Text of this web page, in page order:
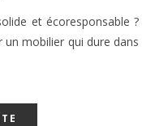
mobilier qui dure dans